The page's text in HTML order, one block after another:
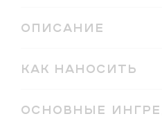
ОПИСАНИЕ
насыщенным цветом на
покрытие в течение
КАК НАНОСИТЬ
ОСНОВНЫЕ